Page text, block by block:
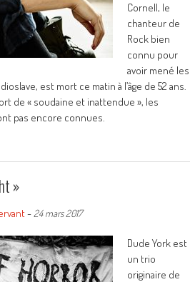
Cornell, le
chanteur de
Rock bien
connu pour
avoir mené les
est mort ce matin à l’âge de 52 ans.
de « soudaine et inattendue », les
pas encore connues.
»
- 24 mars 2017
Dude York est
un trio
originaire de